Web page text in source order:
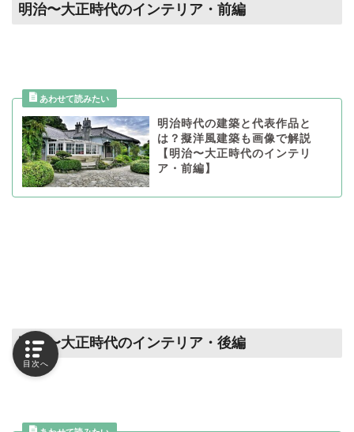
明治〜大正時代のインテリア・前編
明治時代の建築と代表作品と
は？擬洋風建築も画像で解説
【明治〜大正時代のインテリ
ア・前編】
明治〜大正時代のインテリア・後編
目次へ